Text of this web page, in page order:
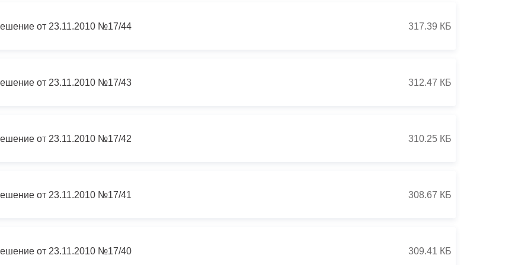
от 23.11.2010 №17/44 317.39 КБ
от 23.11.2010 №17/43 312.47 КБ
от 23.11.2010 №17/42 310.25 КБ
от 23.11.2010 №17/41 308.67 КБ
от 23.11.2010 №17/40 309.41 КБ